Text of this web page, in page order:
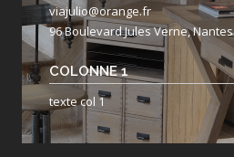
viajulio@orange.fr
96 Boulevard Jules Verne, Nantes
COLONNE 1
texte col 1